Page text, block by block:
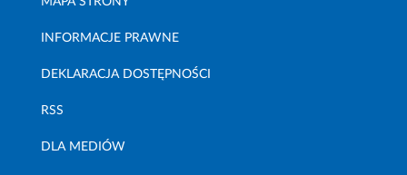
INFORMACJE PRAWNE
DEKLARACJA DOSTĘPNOŚCI
RSS
DLA MEDIÓW